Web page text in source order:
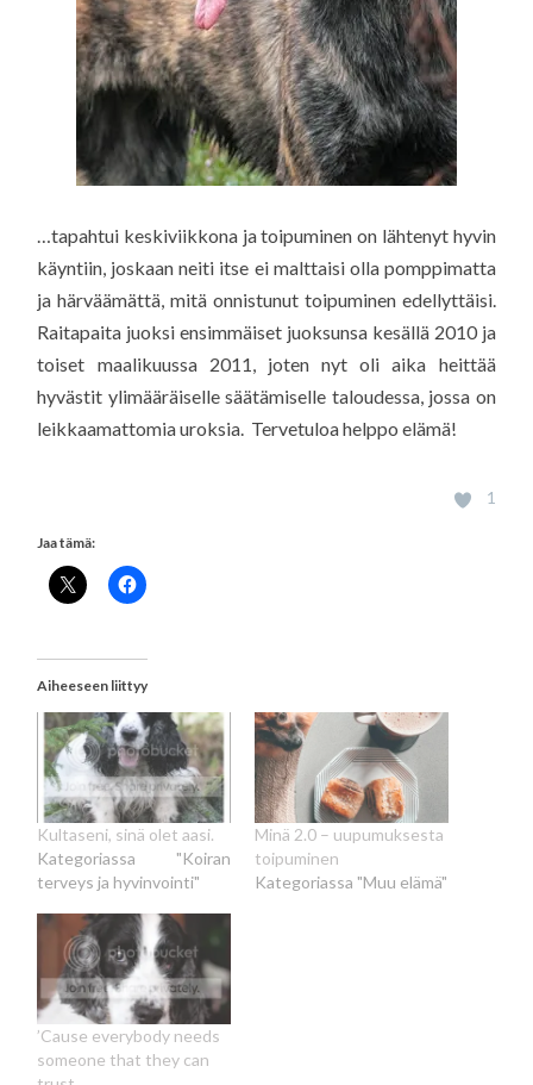
…tapahtui keskiviikkona ja toipuminen on lähtenyt hyvin
käyntiin, joskaan neiti itse ei malttaisi olla pomppimatta
ja härväämättä, mitä onnistunut toipuminen edellyttäisi.
Raitapaita juoksi ensimmäiset juoksunsa kesällä 2010 ja
toiset maalikuussa 2011, joten nyt oli aika heittää
hyvästit ylimääräiselle säätämiselle taloudessa, jossa on
leikkaamattomia uroksia. Tervetuloa helppo elämä!
1
Jaa tämä:
Aiheeseen liittyy
Kultaseni, sinä olet aasi.
Kategoriassa "Koiran
terveys ja hyvinvointi"
Minä 2.0 – uupumuksesta
toipuminen
Kategoriassa "Muu elämä"
’Cause everybody needs
someone that they can